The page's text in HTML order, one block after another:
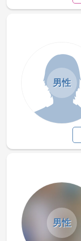
男性
男性